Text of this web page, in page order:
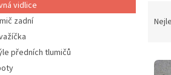
vidlice
zadní
předních tlumičů
nV